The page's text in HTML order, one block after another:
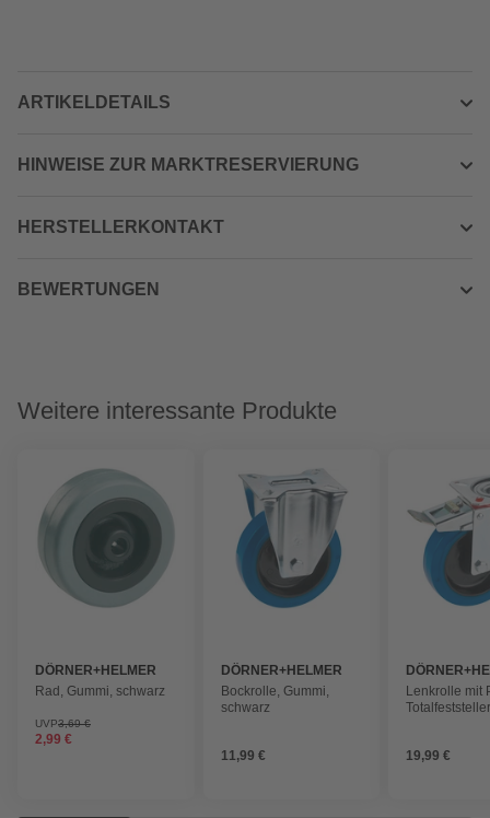
ARTIKELDETAILS
HINWEISE ZUR MARKTRESERVIERUNG
HERSTELLERKONTAKT
BEWERTUNGEN
Weitere interessante Produkte
DÖRNER+HELMER
Rad, Gummi, schwarz
UVP3,69 €
2,99 €
DÖRNER+HELMER
Bockrolle, Gummi,
schwarz
11,99 €
Lenkrolle mit
19,99 €